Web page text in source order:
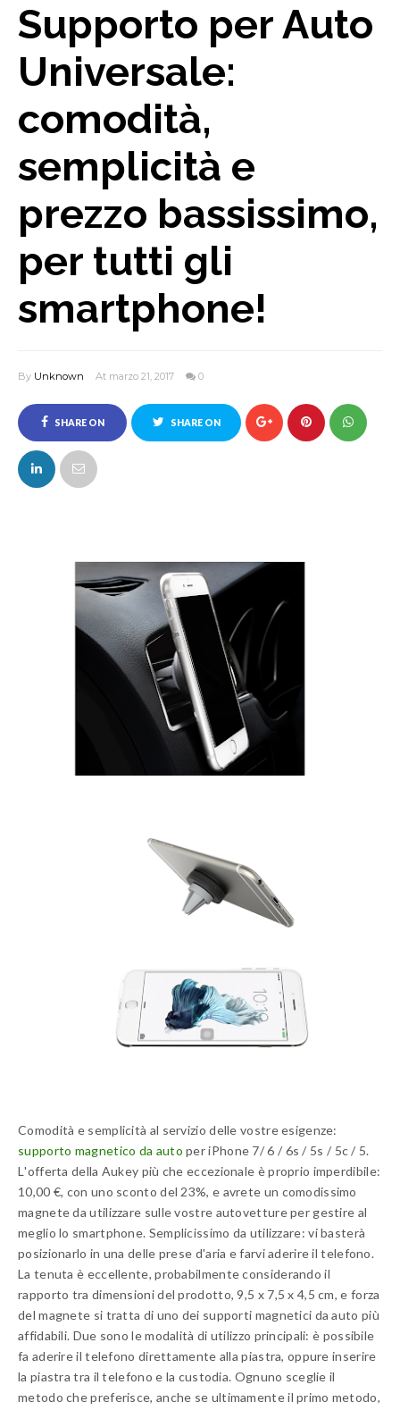
Supporto per Auto
Universale:
comodità,
semplicità e
prezzo bassissimo,
per tutti gli
smartphone!
By Unknown At marzo 21, 2017 0
SHARE ON
FACEBOOK
SHARE ON
Comodità e semplicità al servizio delle vostre esigenze:
supporto magnetico da auto per iPhone 7/ 6 / 6s / 5s / 5c / 5.
L'offerta della Aukey più che eccezionale è proprio imperdibile:
10,00 €, con uno sconto del 23%, e avrete un comodissimo
magnete da utilizzare sulle vostre autovetture per gestire al
meglio lo smartphone. Semplicissimo da utilizzare: vi basterà
posizionarlo in una delle prese d'aria e farvi aderire il telefono.
La tenuta è eccellente, probabilmente considerando il
rapporto tra dimensioni del prodotto, 9,5 x 7,5 x 4,5 cm, e forza
del magnete si tratta di uno dei supporti magnetici da auto più
affidabili. Due sono le modalità di utilizzo principali: è possibile
fa aderire il telefono direttamente alla piastra, oppure inserire
la piastra tra il telefono e la custodia. Ognuno sceglie il
metodo che preferisce, anche se ultimamente il primo metodo,